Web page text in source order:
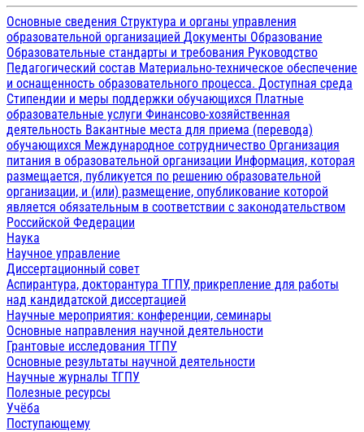
Основные сведения Структура и органы управления
образовательной организацией Документы Образование
Образовательные стандарты и требования Руководство
Педагогический состав Материально-техническое обеспечение
и оснащенность образовательного процесса. Доступная среда
Стипендии и меры поддержки обучающихся Платные
образовательные услуги Финансово-хозяйственная
деятельность Вакантные места для приема (перевода)
обучающихся Международное сотрудничество Организация
питания в образовательной организации Информация, которая
размещается, публикуется по решению образовательной
организации, и (или) размещение, опубликование которой
является обязательным в соответствии с законодательством
Российской Федерации
Наука
Научное управление
Диссертационный совет
Аспирантура, докторантура ТГПУ, прикрепление для работы
над кандидатской диссертацией
Научные мероприятия: конференции, семинары
Основные направления научной деятельности
Грантовые исследования ТГПУ
Основные результаты научной деятельности
Научные журналы ТГПУ
Полезные ресурсы
Учёба
Поступающему